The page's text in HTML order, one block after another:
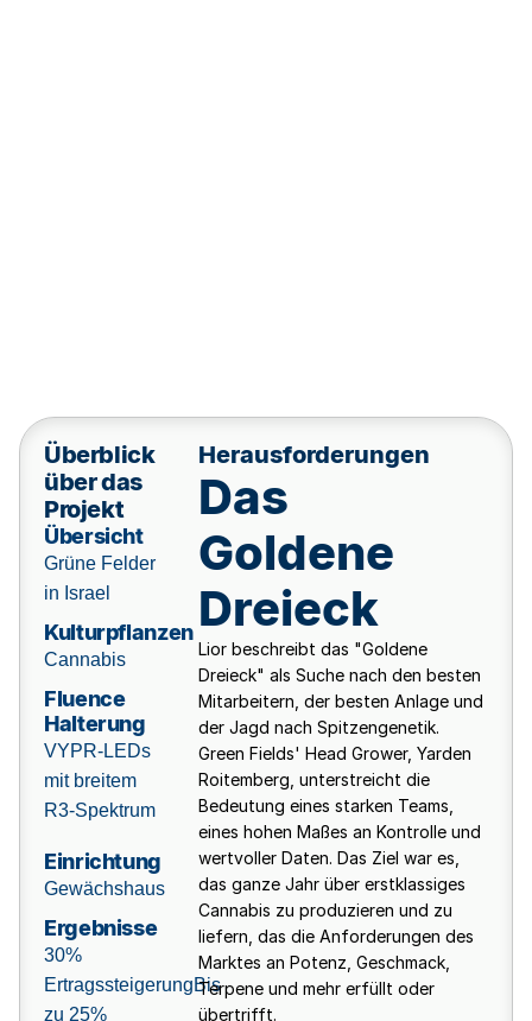
Überblick
über das
Projekt
Übersicht
Grüne Felder
in Israel
Kulturpflanzen
Cannabis
Fluence
Halterung
VYPR-LEDs
mit breitem
R3-Spektrum
Einrichtung
Gewächshaus
Ergebnisse
30%
ErtragssteigerungBis
zu 25%
Herausforderungen
Das
Goldene
Dreieck
Lior beschreibt das "Goldene
Dreieck" als Suche nach den besten
Mitarbeitern, der besten Anlage und
der Jagd nach Spitzengenetik.
Green Fields' Head Grower, Yarden
Roitemberg, unterstreicht die
Bedeutung eines starken Teams,
eines hohen Maßes an Kontrolle und
wertvoller Daten. Das Ziel war es,
das ganze Jahr über erstklassiges
Cannabis zu produzieren und zu
liefern, das die Anforderungen des
Marktes an Potenz, Geschmack,
Terpene und mehr erfüllt oder
übertrifft.